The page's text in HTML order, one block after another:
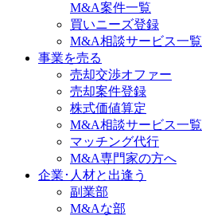
M&A案件一覧
買いニーズ登録
M&A相談サービス一覧
事業を売る
売却交渉オファー
売却案件登録
株式価値算定
M&A相談サービス一覧
マッチング代行
M&A専門家の方へ
企業･人材と出逢う
副業部
M&Aな部